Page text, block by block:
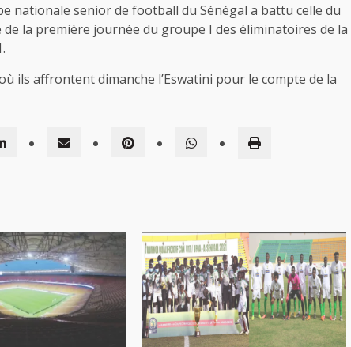
nationale senior de football du Sénégal a battu celle du
la première journée du groupe I des éliminatoires de la
ils affrontent dimanche l’Eswatini pour le compte de la